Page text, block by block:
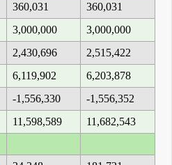
360,031 360,031
3,000,000 3,000,000
2,430,696 2,515,422
6,119,902 6,203,878
-1,556,330 -1,556,352
11,598,589
11,682,543